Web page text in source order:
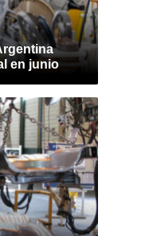
en junio